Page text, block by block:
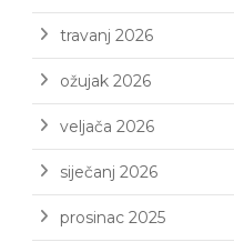
travanj 2026
ožujak 2026
veljača 2026
siječanj 2026
prosinac 2025